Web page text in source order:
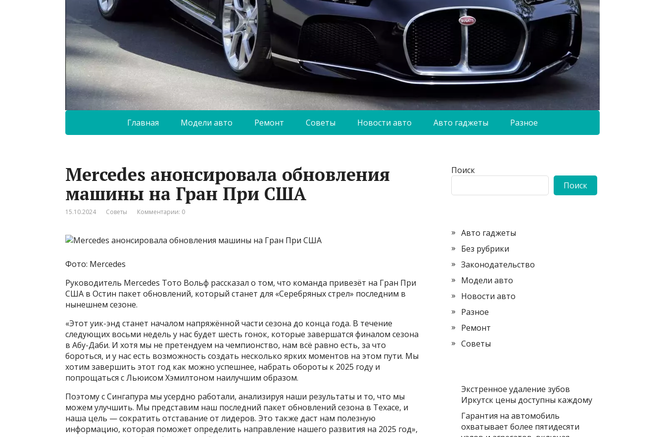
Главная Модели авто Ремонт Советы Новости авто Авто гаджеты Разное
Mercedes анонсировала обновления
машины на Гран При США
15.10.2024 Советы Комментарии: 0
Фото: Mercedes
Руководитель Mercedes Тото Вольф рассказал о том, что команда привезёт на Гран При
США в Остин пакет обновлений, который станет для «Серебряных стрел» последним в
нынешнем сезоне.
«Этот уик-энд станет началом напряжённой части сезона до конца года. В течение
следующих восьми недель у нас будет шесть гонок, которые завершатся финалом сезона
в Абу-Даби. И хотя мы не претендуем на чемпионство, нам всё равно есть, за что
бороться, и у нас есть возможность создать несколько ярких моментов на этом пути. Мы
хотим завершить этот год как можно успешнее, набрать обороты к 2025 году и
попрощаться с Льюисом Хэмилтоном наилучшим образом.
Поэтому с Сингапура мы усердно работали, анализируя наши результаты и то, что мы
можем улучшить. Мы представим наш последний пакет обновлений сезона в Техасе, и
наша цель — сократить отставание от лидеров. Это также даст нам полезную
информацию, которая поможет определить направление нашего развития на 2025 год»,
Поиск
Поиск
Авто гаджеты
Без рубрики
Законодательство
Модели авто
Новости авто
Разное
Ремонт
Советы
Экстренное удаление зубов
Иркутск цены доступны каждому
Гарантия на автомобиль
охватывает более пятидесяти